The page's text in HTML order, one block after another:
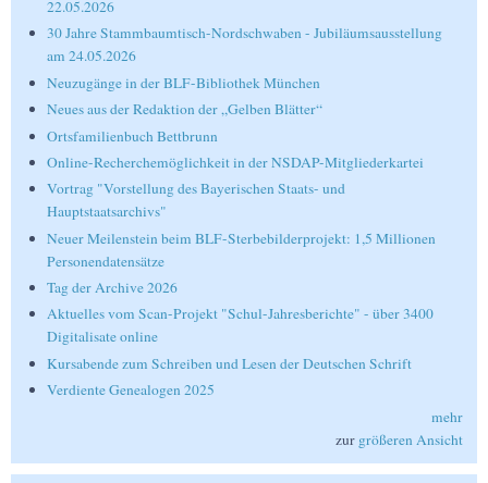
22.05.2026
30 Jahre Stammbaumtisch-Nordschwaben - Jubiläumsausstellung
am 24.05.2026
Neuzugänge in der BLF-Bibliothek München
Neues aus der Redaktion der „Gelben Blätter“
Ortsfamilienbuch Bettbrunn
Online-Recherchemöglichkeit in der NSDAP-Mitgliederkartei
Vortrag "Vorstellung des Bayerischen Staats- und
Hauptstaatsarchivs"
Neuer Meilenstein beim BLF-Sterbebilderprojekt: 1,5 Millionen
Personendatensätze
Tag der Archive 2026
Aktuelles vom Scan-Projekt "Schul-Jahresberichte" - über 3400
Digitalisate online
Kursabende zum Schreiben und Lesen der Deutschen Schrift
Verdiente Genealogen 2025
mehr
zur größeren Ansicht